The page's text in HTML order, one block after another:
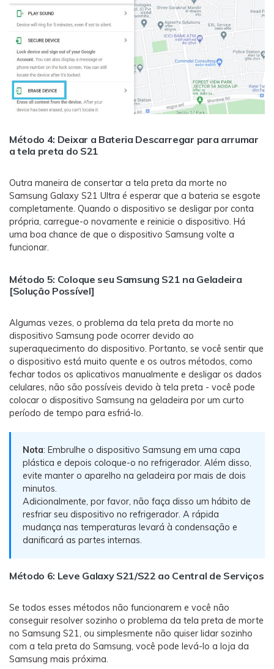
Método 4: Deixar a Bateria Descarregar para arrumar
a tela preta do S21
Outra maneira de consertar a tela preta da morte no
Samsung Galaxy S21 Ultra é esperar que a bateria se esgote
completamente. Quando o dispositivo se desligar por conta
própria, carregue-o novamente e reinicie o dispositivo. Há
uma boa chance de que o dispositivo Samsung volte a
funcionar.
Método 5: Coloque seu Samsung S21 na Geladeira
[Solução Possível]
Algumas vezes, o problema da tela preta da morte no
dispositivo Samsung pode ocorrer devido ao
superaquecimento do dispositivo. Portanto, se você sentir que
o dispositivo está muito quente e os outros métodos, como
fechar todos os aplicativos manualmente e desligar os dados
celulares, não são possíveis devido à tela preta - você pode
colocar o dispositivo Samsung na geladeira por um curto
período de tempo para esfriá-lo.
Nota: Embrulhe o dispositivo Samsung em uma capa
plástica e depois coloque-o no refrigerador. Além disso,
evite manter o aparelho na geladeira por mais de dois
minutos.
Adicionalmente, por favor, não faça disso um hábito de
resfriar seu dispositivo no refrigerador. A rápida
mudança nas temperaturas levará à condensação e
danificará as partes internas.
Método 6: Leve Galaxy S21/S22 ao Central de Serviços
Se todos esses métodos não funcionarem e você não
conseguir resolver sozinho o problema da tela preta de morte
no Samsung S21, ou simplesmente não quiser lidar sozinho
com a tela preta do Samsung, você pode levá-lo a loja da
Samsung mais próxima.